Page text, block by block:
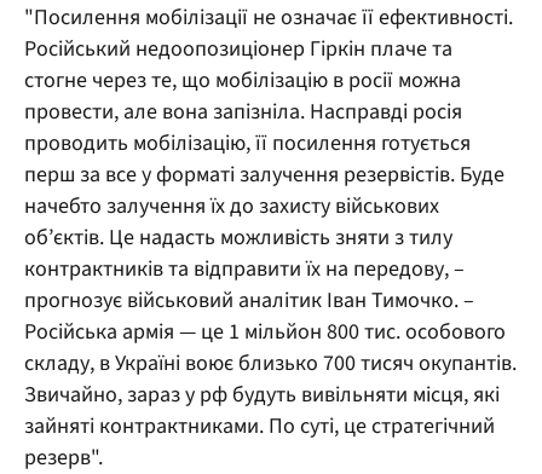
"Посилення мобілізації не означає її ефективності.
Російський недоопозиціонер Гіркін плаче та
стогне через те, що мобілізацію в росії можна
провести, але вона запізніла. Насправді росія
проводить мобілізацію, її посилення готується
перш за все у форматі залучення резервістів. Буде
начебто залучення їх до захисту військових
об’єктів. Це надасть можливість зняти з тилу
контрактників та відправити їх на передову, –
прогнозує військовий аналітик Іван Тимочко. –
Російська армія — це 1 мільйон 800 тис. особового
складу, в Україні воює близько 700 тисяч окупантів.
Звичайно, зараз у рф будуть вивільняти місця, які
зайняті контрактниками. По суті, це стратегічний
резерв".